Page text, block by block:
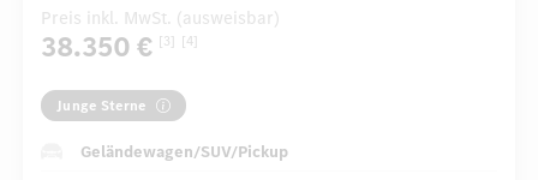
Preis inkl. MwSt. (ausweisbar)
38.350 € [3] [4]
Junge Sterne
Geländewagen/SUV/Pickup